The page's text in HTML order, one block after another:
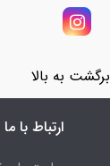
برگشت به بالا
ارتباط با ما